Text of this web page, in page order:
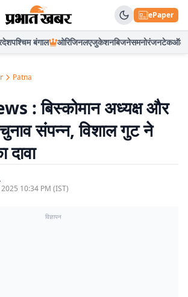
ePaper
पश्चिम बंगाल ओरिजिनलएजुकेशनबिजनेसमनोरंजनटेकऑटो
Patna
: बिस्कोमान अध्यक्ष और
चुनाव संपन्न, विशाल गुट ने
दावा
2025 10:34 PM (IST)
विज्ञापन